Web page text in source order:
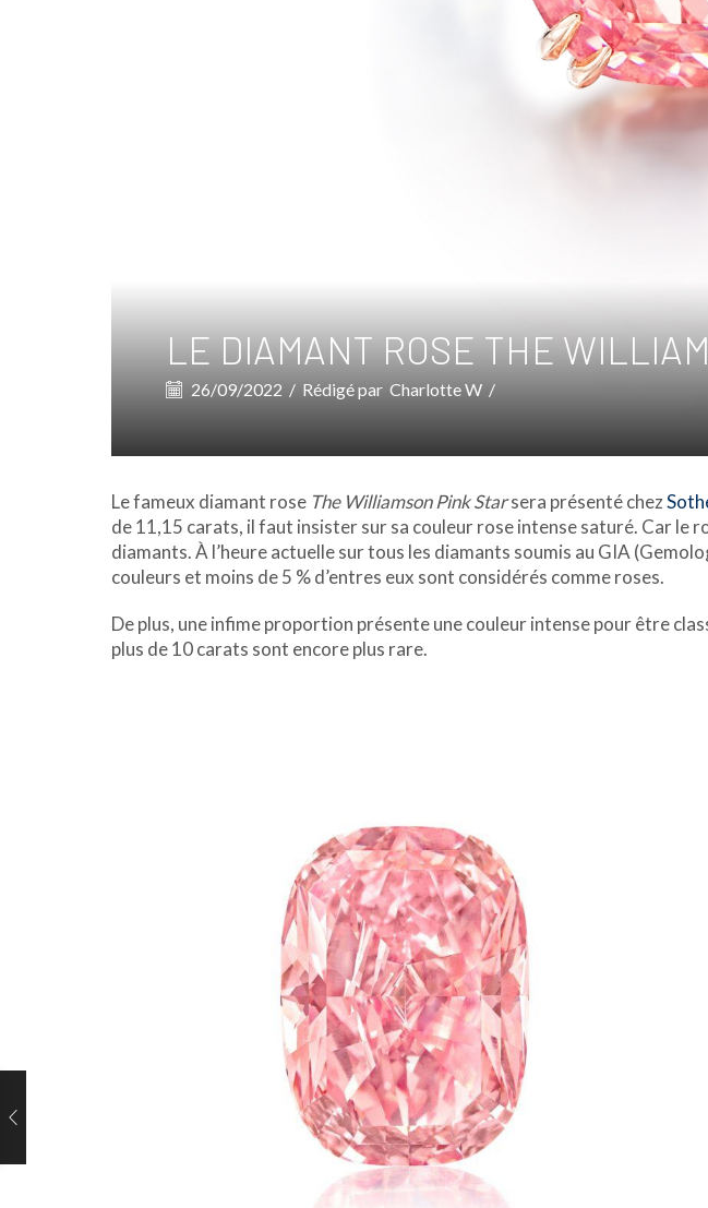
LE DIAMANT ROSE THE
26/09/2022 / Rédigé par Charlotte W /
Le fameux diamant rose The Williamson Pink Starsera présenté chez
de 11,15 carats, il faut insister sur sa couleur rose intense saturé. Car le
diamants. À l’heure actuelle sur tous les diamants soumis au GIA
couleurs et moins de 5 % d’entres eux sont considérés comme roses.
De plus, une infime proportion présente une couleur intense pour être
plus de 10 carats sont encore plus rare.